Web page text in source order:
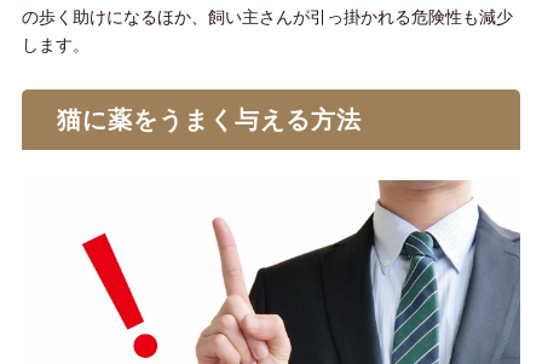
の歩く助けになるほか、飼い主さんが引っ掛かれる危険性も減少
します。
猫に薬をうまく与える方法